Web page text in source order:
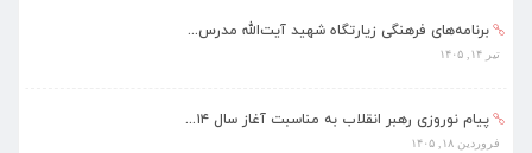
پیام نوروزی رهبر انقلاب به مناسبت آغاز سال ۱۴...
ماه مبارک رمضان، فرصتی طلایی برای تزکیه نفس، ...